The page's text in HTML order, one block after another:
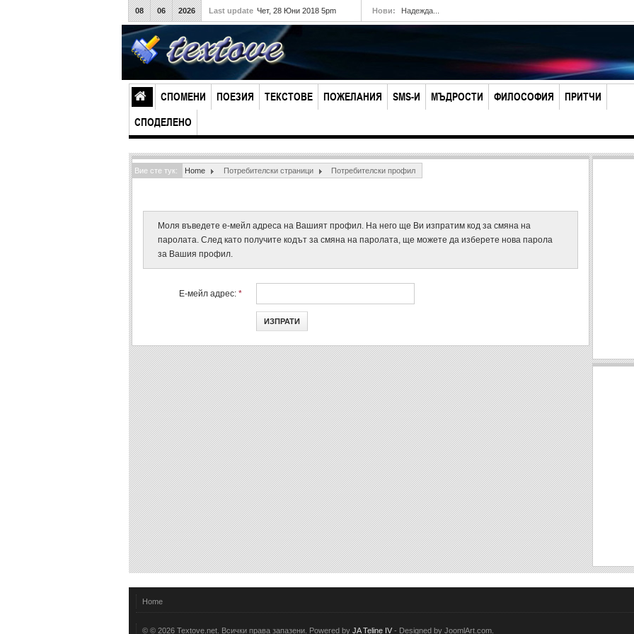
08 06 2026 Last update Чет, 28 Юни 2018 5pm Нови: Надежда...
СПОМЕНИ ПОЕЗИЯ ТЕКСТОВЕ ПОЖЕЛАНИЯ SMS-И МЪДРОСТИ ФИЛОСОФИЯ ПРИТЧИ
СПОДЕЛЕНО
Вие сте тук: Home Потребителски страници Потребителски профил
Моля въведете е-мейл адреса на Вашият профил. На него ще Ви изпратим код за смяна на
паролата. След като получите кодът за смяна на паролата, ще можете да изберете нова парола
за Вашия профил.
Е-мейл адрес: *
ИЗПРАТИ
Home
© © 2026 Textove.net. Всички права запазени. Powered by JA Teline IV - Designed by JoomlArt.com.